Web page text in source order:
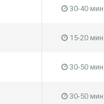
30-40 мин
15-20 мин
30-50 мин
30-50 мин